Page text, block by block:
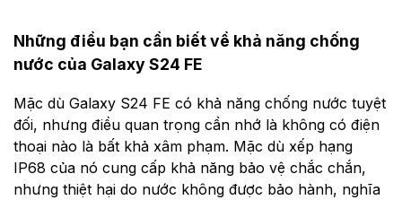
Những điều bạn cần biết về khả năng chống
nước của Galaxy S24 FE
Mặc dù Galaxy S24 FE có khả năng chống nước tuyệt
đối, nhưng điều quan trọng cần nhớ là không có điện
thoại nào là bất khả xâm phạm. Mặc dù xếp hạng
IP68 của nó cung cấp khả năng bảo vệ chắc chắn,
nhưng thiệt hại do nước không được bảo hành, nghĩa